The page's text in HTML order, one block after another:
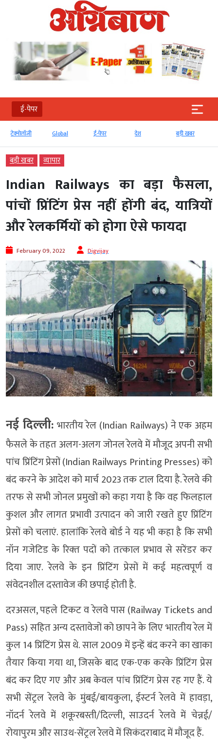
ई-पेपर
टेक्‍नोलॉजी Global ई-पेपर देश बड़ी खबर
बड़ी खबर व्‍यापार
Indian Railways का बड़ा फैसला,
पांचों प्रिंटिंग प्रेस नहीं होंगी बंद, यात्रियों
और रेलकर्मियों को होगा ऐसे फायदा
February 09, 2022 Digvijay
नई दिल्‍ली: भारतीय रेल (Indian Railways) ने एक अहम
फैसले के तहत अलग-अलग जोनल रेलवे में मौजूद अपनी सभी
पांच प्रिंटिंग प्रेसों (Indian Railways Printing Presses) को
बंद करने के आदेश को मार्च 2023 तक टाल दिया है. रेलवे की
तरफ से सभी जोनल प्रमुखों को कहा गया है कि वह फ‍िलहाल
कुशल और लागत प्रभावी उत्पादन को जारी रखते हुए प्रिंटिंग
प्रेसों को चलाएं. हालांकि रेलवे बोर्ड ने यह भी कहा है कि सभी
नॉन गजेटिड के रिक्‍त पदों को तत्‍काल प्रभाव से सरेंडर कर
दिया जाए. रेलवे के इन प्रिंटिंग प्रेसों में कई महत्वपूर्ण व
संवेदनशील दस्तावेज की छपाई होती है.
दरअसल, पहले टिकट व रेलवे पास (Railway Tickets and
Pass) सहित अन्य दस्तावेजों को छापने के लिए भारतीय रेल में
कुल 14 प्रिंटिंग प्रेस थे. साल 2009 में इन्हें बंद करने का खाका
तैयार किया गया था, जिसके बाद एक-एक करके प्रिंटिंग प्रेस
बंद कर दिए गए और अब केवल पांच प्रिंटिंग प्रेस रह गए हैं. ये
सभी सेंट्रल रेलवे के मुंबई/बायकुला, ईस्‍टर्न रेलवे में हावड़ा,
नॉदर्न रेलवे में शकूरबस्ती/दिल्‍ली, साउदर्न रेलवे में चेन्नई/
रोयापुरम और साउथ-सेंट्रल रेलवे में सिकंदराबाद में मौजूद हैं.